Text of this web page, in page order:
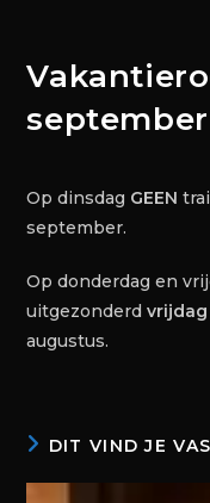
september
Op dinsdag GEEN
september.
Op donderdag en
uitgezonderd
augustus.
DIT VIND JE